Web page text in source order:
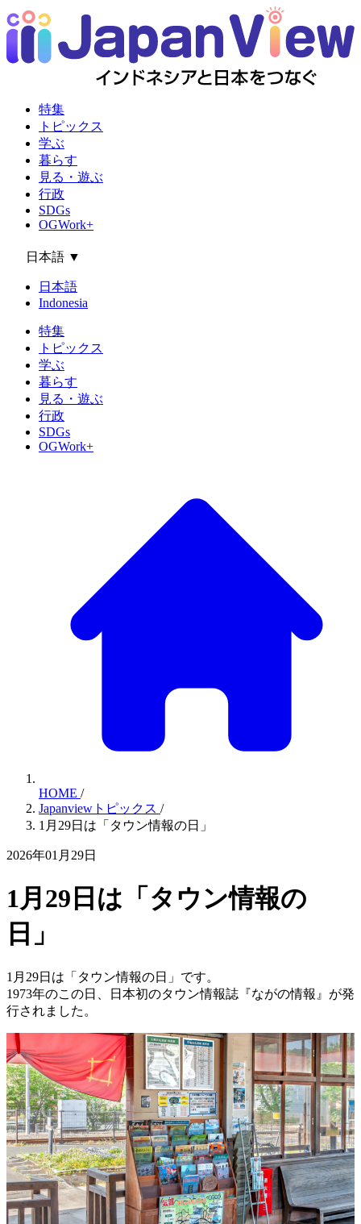
特集
トピックス
学ぶ
暮らす
見る・遊ぶ
行政
SDGs
OGWork+
日本語 ▼
日本語
Indonesia
特集
トピックス
学ぶ
暮らす
見る・遊ぶ
行政
SDGs
OGWork+
HOME /
Japanviewトピックス /
1月29日は「タウン情報の日」
2026年01月29日
1月29日は「タウン情報の
日」
1月29日は「タウン情報の日」です。
1973年のこの日、日本初のタウン情報誌『ながの情報』が発
行されました。